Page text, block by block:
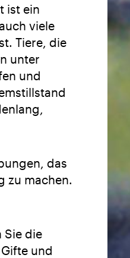
ist ein
viele
Tiere, die
unter
und
das
zu machen.
Sie die
und